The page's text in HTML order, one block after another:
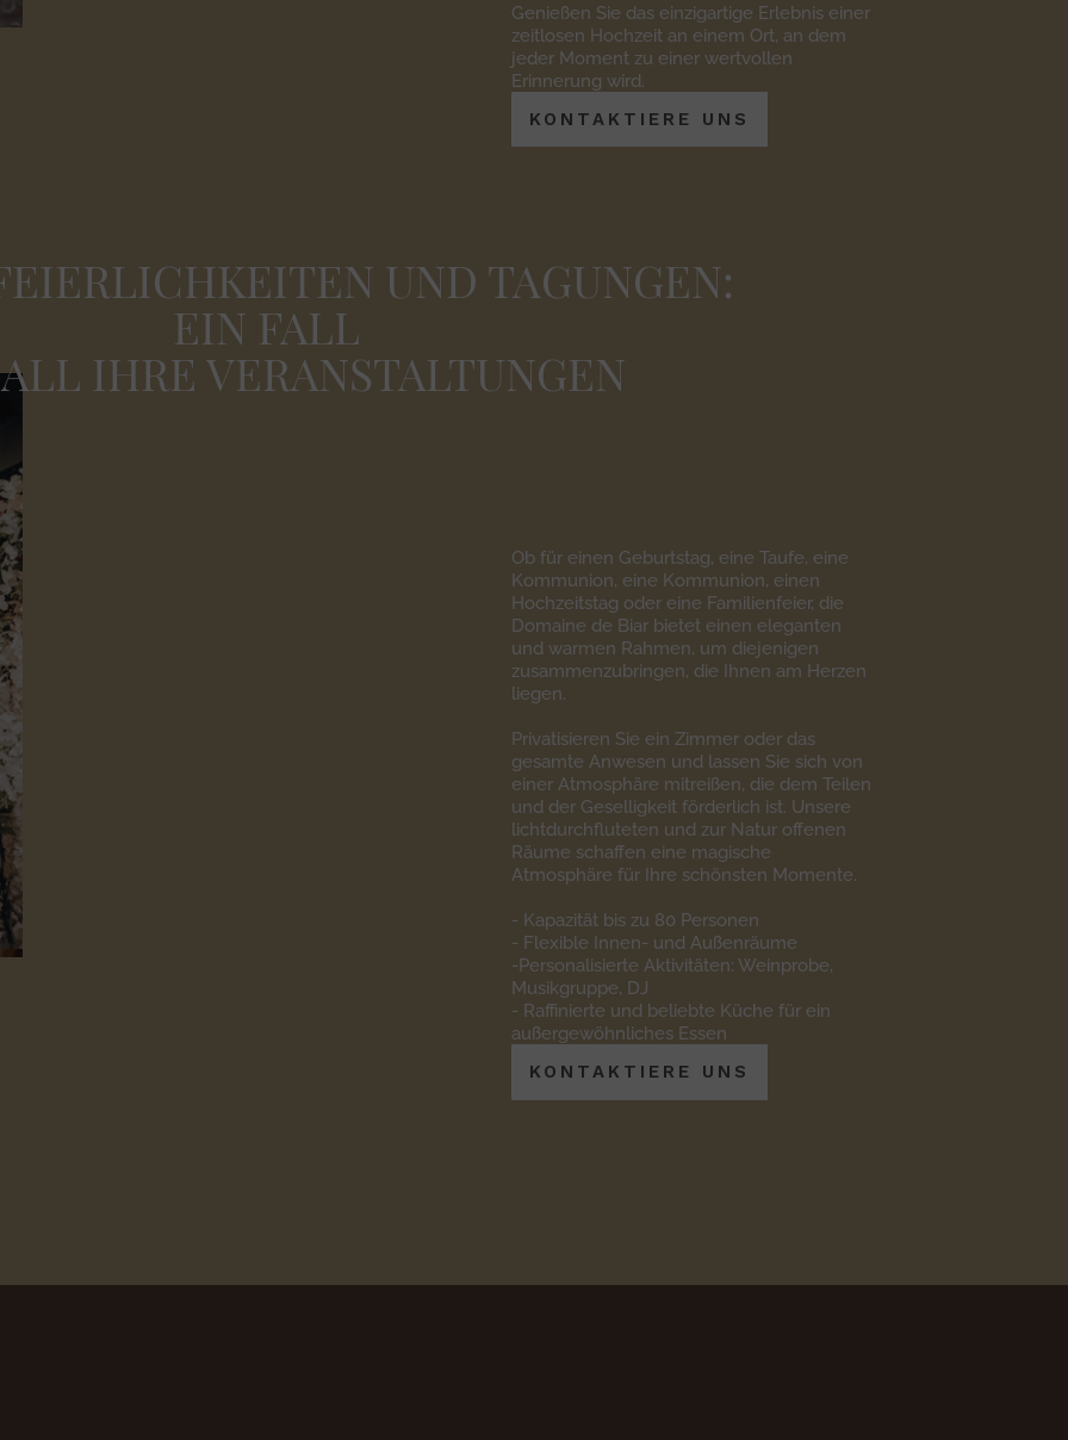
Genießen Sie das einzigartige Erlebnis einer
zeitlosen Hochzeit an einem Ort, an dem
jeder Moment zu einer wertvollen
Erinnerung wird.
KONTAKTIERE UNS
UND TAGUNGEN:
EIN FALL
IHRE VERANSTALTUNGEN
Ob für einen Geburtstag, eine Taufe, eine
Kommunion, eine Kommunion, einen
Hochzeitstag oder eine Familienfeier, die
Domaine de Biar bietet einen eleganten
und warmen Rahmen, um diejenigen
zusammenzubringen, die Ihnen am Herzen
liegen.
Privatisieren Sie ein Zimmer oder das
gesamte Anwesen und lassen Sie sich von
einer Atmosphäre mitreißen, die dem Teilen
und der Geselligkeit förderlich ist. Unsere
lichtdurchfluteten und zur Natur offenen
Räume schaffen eine magische
Atmosphäre für Ihre schönsten Momente.
- Kapazität bis zu 80 Personen
- Flexible Innen- und Außenräume
-Personalisierte Aktivitäten: Weinprobe,
Musikgruppe, DJ
- Raffinierte und beliebte Küche für ein
außergewöhnliches Essen
KONTAKTIERE UNS